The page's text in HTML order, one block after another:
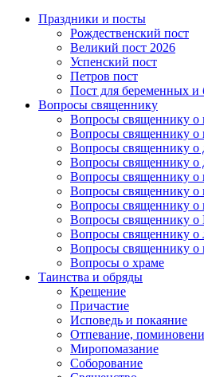
Праздники и посты
Рождественский пост
Великий пост 2026
Успенский пост
Петров пост
Пост для беременных и
Вопросы священнику
Вопросы священнику о
Вопросы священнику о
Вопросы священнику о
Вопросы священнику
Вопросы священнику о
Вопросы священнику о
Вопросы священнику о
Вопросы священнику о
Вопросы священнику
Вопросы священнику о
Вопросы о храме
Таинства и обряды
Крещение
Причастие
Исповедь и покаяние
Отпевание,
Миропомазание
Соборование